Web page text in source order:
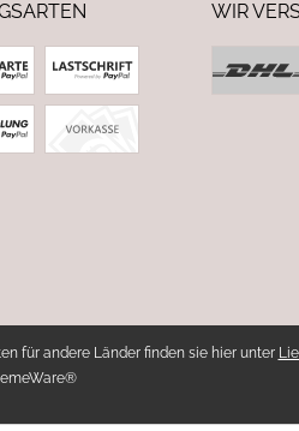
WIR
für andere Länder finden sie hier unter